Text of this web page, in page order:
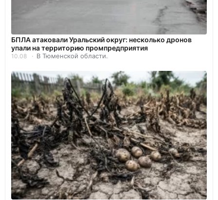
БПЛА атаковали Уральский округ: несколько дронов
упали на территорию промпредприятия
10.08 В Тюменской области.